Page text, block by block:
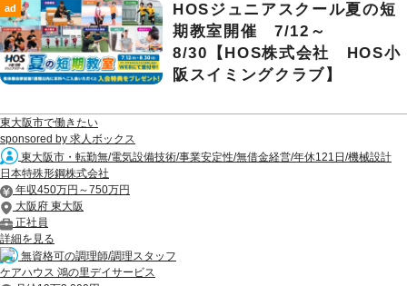
ad
HOSジュニアスクール夏の短
期教室開催 7/12～
8/30【HOS株式会社 HOS小
阪スイミングクラブ】
東大阪市で働きたい
sponsored by 求人ボックス
東大阪市・転勤無/電気設備技術/事業安定性/無借金経営/年休121日/機械設計
日本特殊形鋼株式会社
年収450万円～750万円
大阪府 東大阪
正社員
詳細を見る
無資格可の調理師/調理スタッフ
ケアハウス 鴻の里デイサービス